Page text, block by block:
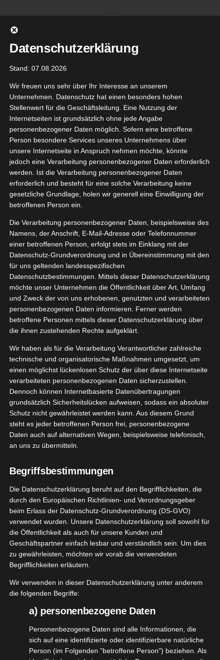
springen
Gehe zu ...
Zeige
grösseres
Bild
[WERBUNG] NIVEA Cellular Epigenetics
NIVEA Liebe
Ich stehe ja dazu, ich liebe wirklich viele Produkte
von NIVEA. Diese kaufe ich auch wirklich
erscheint spitz ich gleich die Ohren und schau, ob
etwas komplizierter, da mir hier zur Bewerbung
des Tests letztendlich nur Mysterie Produkt
vorgeschlagen wurde. Trotzdem hab ich mich als
Botschafter bei@nivea_debeworben und wurde
angenommen.
Datenschutzerklärung
Stand: 07.08.2026
Wir freuen uns sehr über Ihr Interesse an unserem
Unternehmen. Datenschutz hat einen besonders hohen
Stellenwert für die Geschäftsleitung. Eine Nutzung der
Internetseiten ist grundsätzlich ohne jede Angabe
personenbezogener Daten möglich. Sofern eine betroffene
Person besondere Services unseres Unternehmens über
unsere Internetseite in Anspruch nehmen möchte, könnte
jedoch eine Verarbeitung personenbezogener Daten erforderlich
werden. Ist die Verarbeitung personenbezogener Daten
erforderlich und besteht für eine solche Verarbeitung keine
gesetzliche Grundlage, holen wir generell eine Einwilligung der
betroffenen Person ein.
Die Verarbeitung personenbezogener Daten, beispielsweise des
Namens, der Anschrift, E-Mail-Adresse oder Telefonnummer
einer betroffenen Person, erfolgt stets im Einklang mit der
Datenschutz-Grundverordnung und in Übereinstimmung mit den
für uns geltenden landesspezifischen
Datenschutzbestimmungen. Mittels dieser Datenschutzerklärung
möchte unser Unternehmen die Öffentlichkeit über Art, Umfang
und Zweck der von uns erhobenen, genutzten und verarbeiteten
personenbezogenen Daten informieren. Ferner werden
betroffene Personen mittels dieser Datenschutzerklärung über
die ihnen zustehenden Rechte aufgeklärt.
Wir haben als für die Verarbeitung Verantwortlicher zahlreiche
technische und organisatorische Maßnahmen umgesetzt, um
einen möglichst lückenlosen Schutz der über diese Internetseite
verarbeiteten personenbezogenen Daten sicherzustellen.
Dennoch können Internetbasierte Datenübertragungen
grundsätzlich Sicherheitslücken aufweisen, sodass ein absoluter
Schutz nicht gewährleistet werden kann. Aus diesem Grund
steht es jeder betroffenen Person frei, personenbezogene
Daten auch auf alternativen Wegen, beispielsweise telefonisch,
an uns zu übermitteln.
Begriffsbestimmungen
Die Datenschutzerklärung beruht auf den Begrifflichkeiten, die
durch den Europäischen Richtlinien- und Verordnungsgeber
beim Erlass der Datenschutz-Grundverordnung (DS-GVO)
verwendet wurden. Unsere Datenschutzerklärung soll sowohl für
die Öffentlichkeit als auch für unsere Kunden und
Geschäftspartner einfach lesbar und verständlich sein. Um dies
zu gewährleisten, möchten wir vorab die verwendeten
Begrifflichkeiten erläutern.
Wir verwenden in dieser Datenschutzerklärung unter anderem
die folgenden Begriffe:
a) personenbezogene Daten
Personenbezogene Daten sind alle Informationen, die
sich auf eine identifizierte oder identifizierbare natürliche
Person (im Folgenden "betroffene Person") beziehen. Als